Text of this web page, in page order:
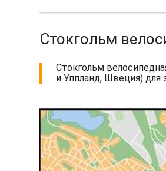
Стокгольм
Стокгольм
и Уппланд, Швеция) для